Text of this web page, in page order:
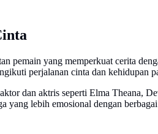
pemain yang memperkuat cerita
perjalanan cinta dan kehidupan
dan aktris seperti Elma Theana,
yang lebih emosional dengan